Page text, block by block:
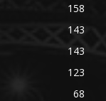
158
143
143
123
68